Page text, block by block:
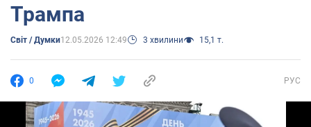
Трампа
Світ / Думки12.05.2026 12:49 3 хвилини 15,1 т.
0 РУС